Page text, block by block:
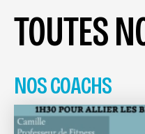
TOUTES
NOS COACHS